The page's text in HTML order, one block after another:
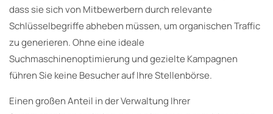
dass sie sich von Mitbewerbern durch relevante
Schlüsselbegriffe abheben müssen, um organischen Traffic
zu generieren. Ohne eine ideale
Suchmaschinenoptimierung und gezielte Kampagnen
führen Sie keine Besucher auf Ihre Stellenbörse.
Einen großen Anteil in der Verwaltung Ihrer